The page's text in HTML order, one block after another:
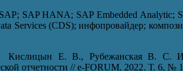
SAP; SAP HANA; SAP Embedded Analytic;
Services (CDS); инфопровайдер;
Кислицын Е. В., Рубежанская В. С.
отчетности // e-FORUM. 2022. Т. 6, №